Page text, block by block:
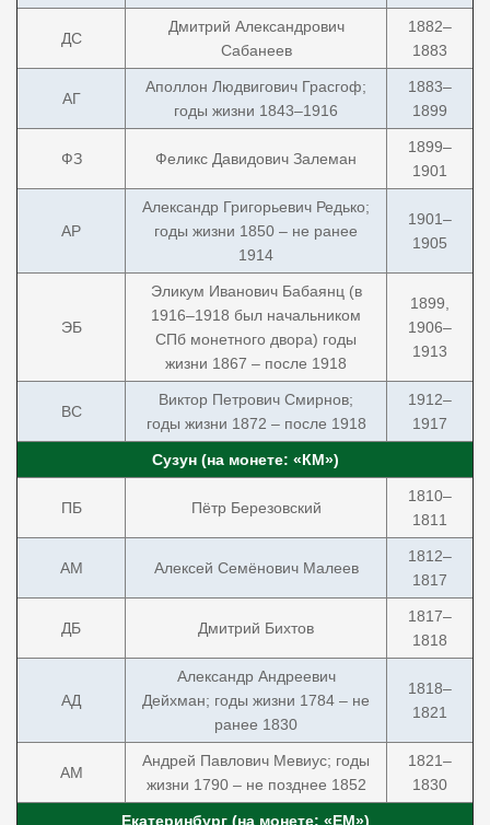
ДС
Дмитрий Александрович
Сабанеев
1882–
1883
АГ
Аполлон Людвигович Грасгоф;
годы жизни 1843–1916
1883–
1899
ФЗ Феликс Давидович Залеман
1899–
1901
АР
Александр Григорьевич Редько;
годы жизни 1850 – не ранее
1914
1901–
1905
ЭБ
Эликум Иванович Бабаянц (в
1916–1918 был начальником
СПб монетного двора) годы
жизни 1867 – после 1918
1899,
1906–
1913
ВС
Виктор Петрович Смирнов;
годы жизни 1872 – после 1918
1912–
1917
Сузун (на монете: «КМ»)
ПБ Пётр Березовский
1810–
1811
AM Алексей Семёнович Малеев
1812–
1817
ДБ Дмитрий Бихтов
1817–
1818
АД
Александр Андреевич
Дейхман; годы жизни 1784 – не
ранее 1830
1818–
1821
AM
Андрей Павлович Мевиус; годы
жизни 1790 – не позднее 1852
1821–
1830
Екатеринбург (на монете: «ЕМ»)